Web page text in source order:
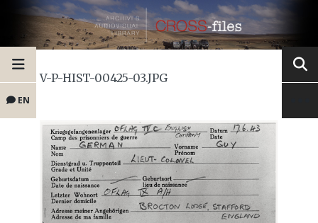
EN
V-P-HIST-00425-03.JPG